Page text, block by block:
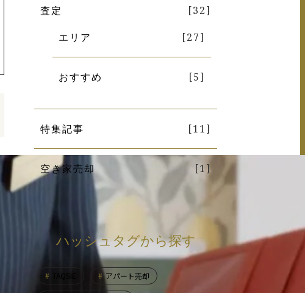
査定
[32]
エリア
[27]
おすすめ [5]
特集記事 [11]
空き家売却 [1]
ハッシュタグから探す
TAQSIE アパート売却